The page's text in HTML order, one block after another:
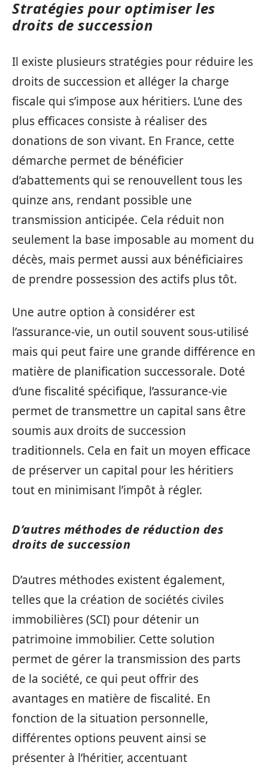
Stratégies pour optimiser les
droits de succession
Il existe plusieurs stratégies pour réduire les
droits de succession et alléger la charge
fiscale qui s’impose aux héritiers. L’une des
plus efficaces consiste à réaliser des
donations de son vivant. En France, cette
démarche permet de bénéficier
d’abattements qui se renouvellent tous les
quinze ans, rendant possible une
transmission anticipée. Cela réduit non
seulement la base imposable au moment du
décès, mais permet aussi aux bénéficiaires
de prendre possession des actifs plus tôt.
Une autre option à considérer est
l’assurance-vie, un outil souvent sous-utilisé
mais qui peut faire une grande différence en
matière de planification successorale. Doté
d’une fiscalité spécifique, l’assurance-vie
permet de transmettre un capital sans être
soumis aux droits de succession
traditionnels. Cela en fait un moyen efficace
de préserver un capital pour les héritiers
tout en minimisant l’impôt à régler.
D’autres méthodes de réduction des
droits de succession
D’autres méthodes existent également,
telles que la création de sociétés civiles
immobilières (SCI) pour détenir un
patrimoine immobilier. Cette solution
permet de gérer la transmission des parts
de la société, ce qui peut offrir des
avantages en matière de fiscalité. En
fonction de la situation personnelle,
différentes options peuvent ainsi se
présenter à l’héritier, accentuant